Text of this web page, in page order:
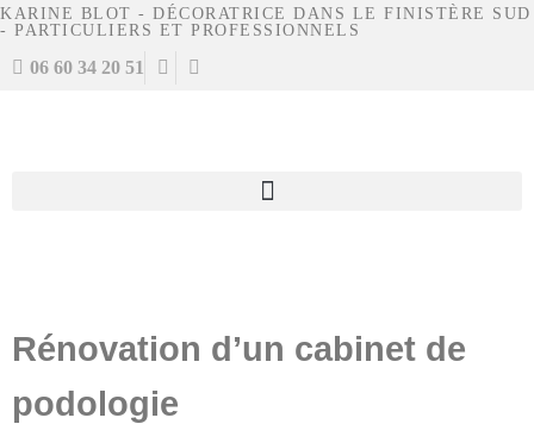
KARINE BLOT - DÉCORATRICE DANS LE FINISTÈRE SUD
- PARTICULIERS ET PROFESSIONNELS
06 60 34 20 51
Rénovation d’un cabinet de
podologie